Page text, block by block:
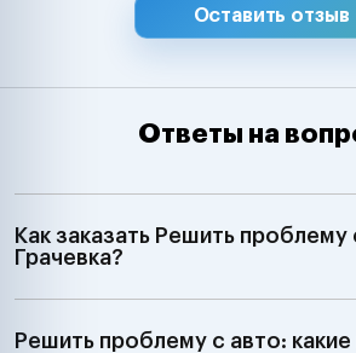
Оставить отзыв
Ответы на
Как заказать Решить проблему
Грачевка?
Решить проблему с авто: